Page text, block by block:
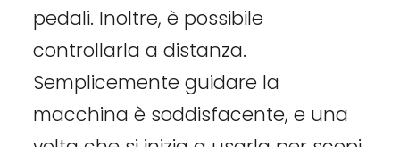
pedali. Inoltre, è possibile
controllarla a distanza.
Semplicemente guidare la
macchina è soddisfacente, e una